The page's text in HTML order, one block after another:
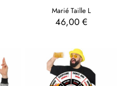
Marié Taille L
46,00 €